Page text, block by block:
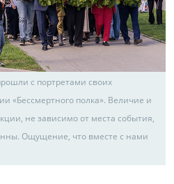
с портретами своих
«Бессмертного полка». Величие и
не зависимо от места события,
Ощущение, что вместе с нами